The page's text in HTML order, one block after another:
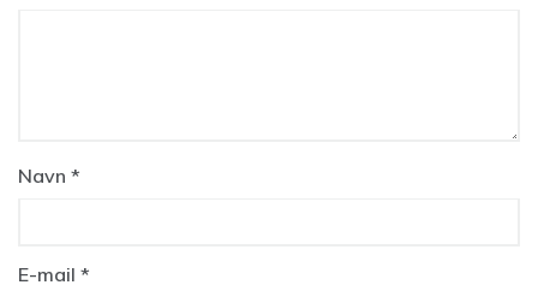
Navn *
E-mail *